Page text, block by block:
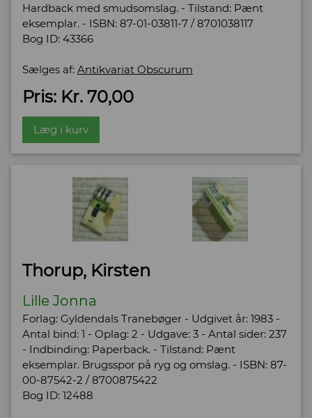
Hardback med smudsomslag. - Tilstand: Pænt
eksemplar. - ISBN: 87-01-03811-7 / 8701038117
Bog ID: 43366
Sælges af: Antikvariat Obscurum
Pris: Kr. 70,00
Læg i kurv
Thorup, Kirsten
Lille Jonna
Forlag: Gyldendals Tranebøger - Udgivet år: 1983 -
Antal bind: 1 - Oplag: 2 - Udgave: 3 - Antal sider: 237
- Indbinding: Paperback. - Tilstand: Pænt
eksemplar. Brugsspor på ryg og omslag. - ISBN: 87-
00-87542-2 / 8700875422
Bog ID: 12488